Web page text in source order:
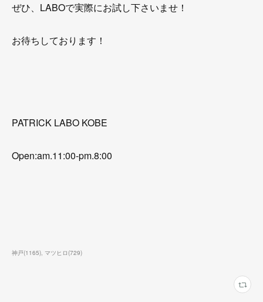
ぜひ、LABOで実際にお試し下さいませ！
お待ちしております！
PATRICK LABO KOBE
Open:am.11:00-pm.8:00
神戸(1165) マツヒロ(729)